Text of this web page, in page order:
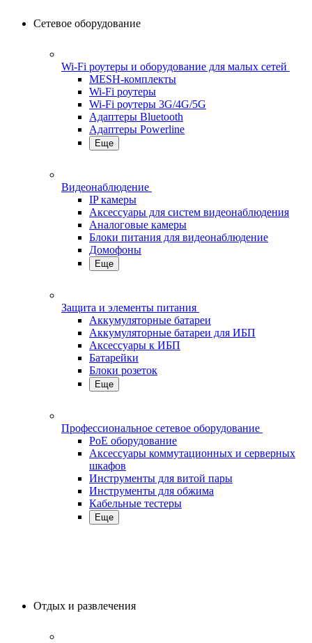
Сетевое оборудование
Wi-Fi роутеры и оборудование для малых сетей
MESH-комплекты
Wi-Fi роутеры
Wi-Fi роутеры 3G/4G/5G
Адаптеры Bluetooth
Адаптеры Powerline
Еще
Видеонаблюдение
IP камеры
Аксессуары для систем видеонаблюдения
Аналоговые камеры
Блоки питания для видеонаблюдение
Домофоны
Еще
Защита и элементы питания
Аккумуляторные батареи
Аккумуляторные батареи для ИБП
Аксессуары к ИБП
Батарейки
Блоки розеток
Еще
Профессиональное сетевое оборудование
PoE оборудование
Аксессуары коммутационных и серверных
шкафов
Инструменты для витой пары
Инструменты для обжима
Кабельные тестеры
Еще
Отдых и развлечения